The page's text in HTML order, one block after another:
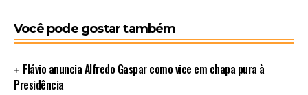
Você pode gostar também
Flávio anuncia Alfredo Gaspar como vice em chapa pura à
Presidência